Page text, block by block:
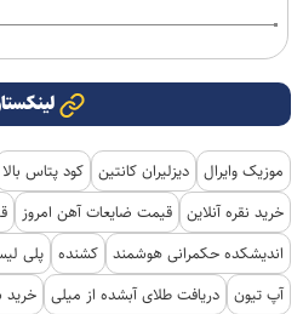
موزیک وایرال دیزلیران کانتین کود پتاس بالا
خرید نقره آنلاین قیمت ضایعات آهن امروز
اندیشکده حکمرانی هوشمند کشنده پلی
آپ تیون دریافت طلای آبشده از میلی خرید